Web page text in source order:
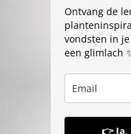
Ontvang de
vondsten in
een glimlach
👉